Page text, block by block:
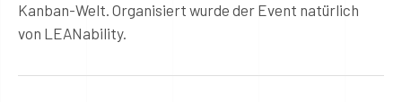
Kanban-Welt. Organisiert wurde der Event natürlich
von LEANability.